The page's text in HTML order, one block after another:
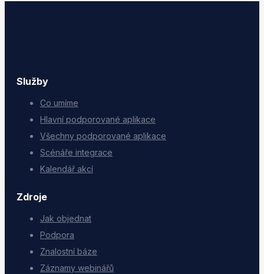
Služby
Co umíme
Hlavní podporované aplikace
Všechny podporované aplikace
Scénáře integrace
Kalendář akcí
Zdroje
Jak objednat
Podpora
Znalostní báze
Záznamy webinářů